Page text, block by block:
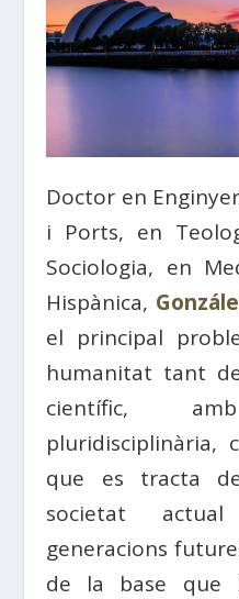
Doctor en
i Ports, en
Sociologia, en
Hispànica,
el principal
humanitat tant
científic,
pluridisciplinària,
que es tracta
societat
generacions
de la base que